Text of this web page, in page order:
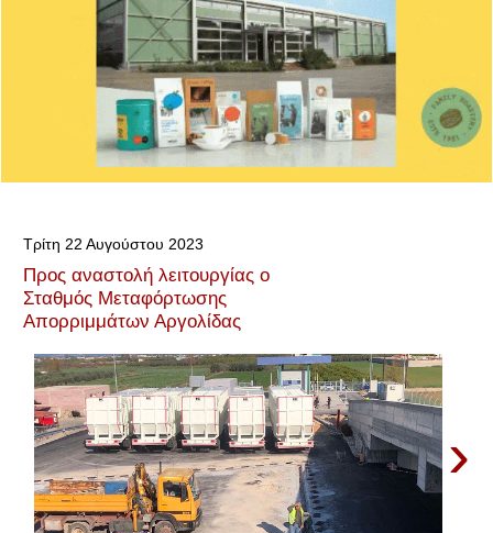
Τρίτη 22 Αυγούστου 2023
Προς αναστολή λειτουργίας ο
Σταθμός Μεταφόρτωσης
Απορριμμάτων Αργολίδας
›